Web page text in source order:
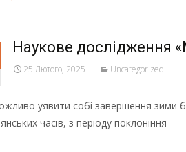
Наукове дослідження
25 Лютого, 2025 Uncategorized
уявити собі завершення зими
часів, з періоду поклоніння